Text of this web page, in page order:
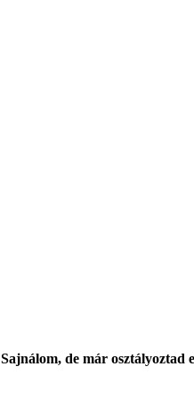
Sajnálom, de már osztályoztad